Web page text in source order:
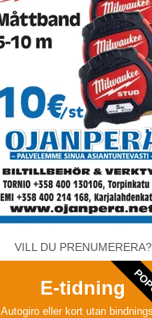
VILL DU PRENUMERERA?
E-tidning
Autogiro eller kort utan